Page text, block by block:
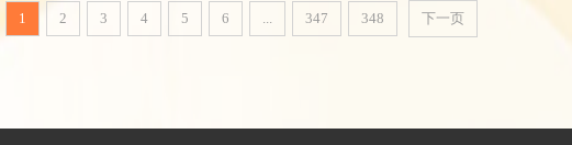
1 2 3 4 5 6 ... 347 348 下一页